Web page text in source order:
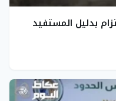
بدليل المستفيد